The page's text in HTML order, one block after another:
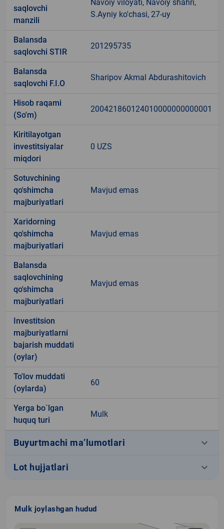
saqlovchi
manzili
Navoiy viloyati, Navoiy shahri,
S.Ayniy ko'chasi, 27-uy
Balansda
saqlovchi STIR
201295735
Balansda
saqlovchi F.I.O
Sharipov Akmal Abdurashitovich
Hisob raqami
(So'm)
200421860124010000000000001
Kiritilayotgan
investitsiyalar
miqdori
0 UZS
Sotuvchining
qo'shimcha
majburiyatlari
Mavjud emas
Xaridorning
qo'shimcha
majburiyatlari
Mavjud emas
Balansda
saqlovchining
qo'shimcha
majburiyatlari
Mavjud emas
Investitsion
majburiyatlarni
bajarish muddati
(oylar)
To'lov muddati
(oylarda)
60
Yerga bo`lgan
huquq turi
Mulk
Buyurtmachi ma’lumotlari keyboard_arrow_down
Lot hujjatlari keyboard_arrow_down
Mulk joylashgan hudud